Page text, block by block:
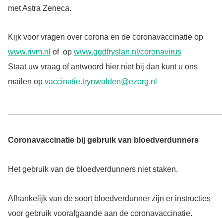
met Astra Zeneca.
Kijk voor vragen over corona en de coronavaccinatie op
www.rivm.nl of op www.ggdfryslan.nl/coronavirus
Staat uw vraag of antwoord hier niet bij dan kunt u ons
mailen op vaccinatie.trynwalden@ezorg.nl
Coronavaccinatie bij gebruik van bloedverdunners
Het gebruik van de bloedverdunners niet staken.
Afhankelijk van de soort bloedverdunner zijn er instructies
voor gebruik voorafgaande aan de coronavaccinatie.